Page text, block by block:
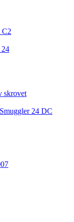
C2
24
skrovet
24 DC